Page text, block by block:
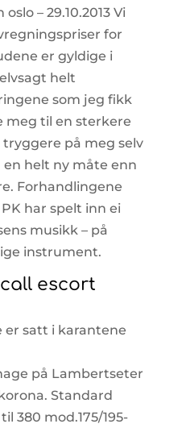
– 29.10.2013 Vi
for
er gyldige i
helt
som jeg fikk
meg til en sterkere
på meg selv
helt ny måte enn
Forhandlingene
har spelt inn ei
musikk – på
instrument.
escort
er satt i karantene
på Lambertseter
Standard
380 mod.175/195-